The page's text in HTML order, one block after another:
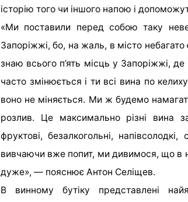
історію того чи іншого напою і
«Ми поставили перед собою таку
Запоріжжі, бо, на жаль, в місто
знаю всього п’ять місць у Запоріжжі,
часто змінюється і ти всі вина по
воно не міняється. Ми ж будемо
розлив. Це максимально різні вина за
фруктові, безалкогольні,
вивчаючи вже попит, ми дивимося, що в
дуже», — пояснює Антон Селіщев.
В винному бутіку представлені